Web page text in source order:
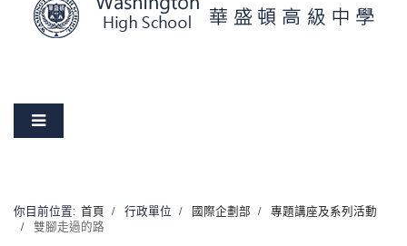
你目前位置: 首頁 行政單位 國際企劃部
專題講座及系列活動
雙腳走過的路